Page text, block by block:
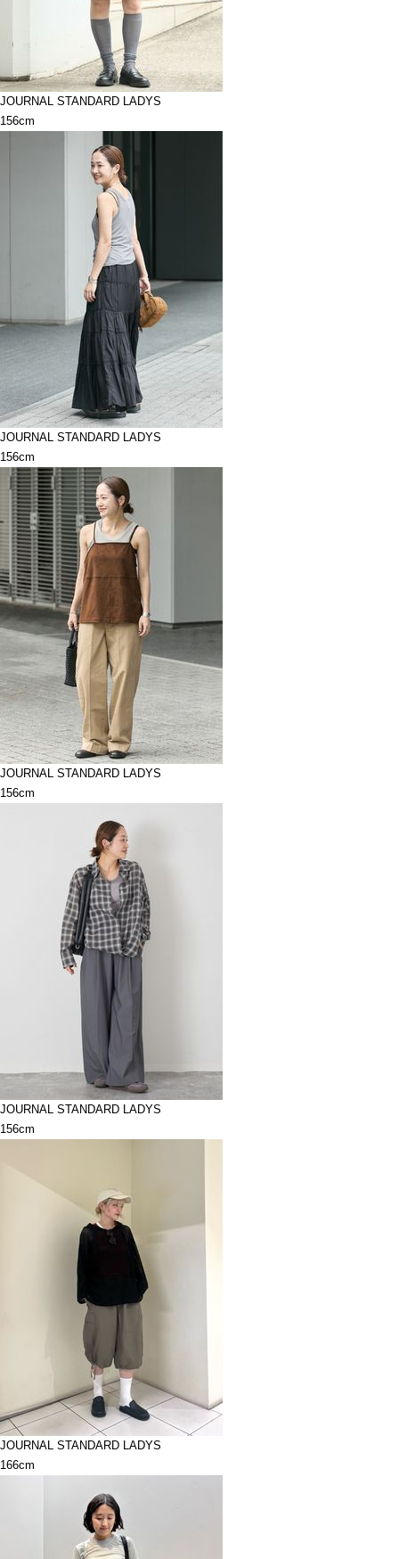
JOURNAL STANDARD LADYS
156cm
JOURNAL STANDARD LADYS
156cm
JOURNAL STANDARD LADYS
156cm
JOURNAL STANDARD LADYS
156cm
JOURNAL STANDARD LADYS
166cm